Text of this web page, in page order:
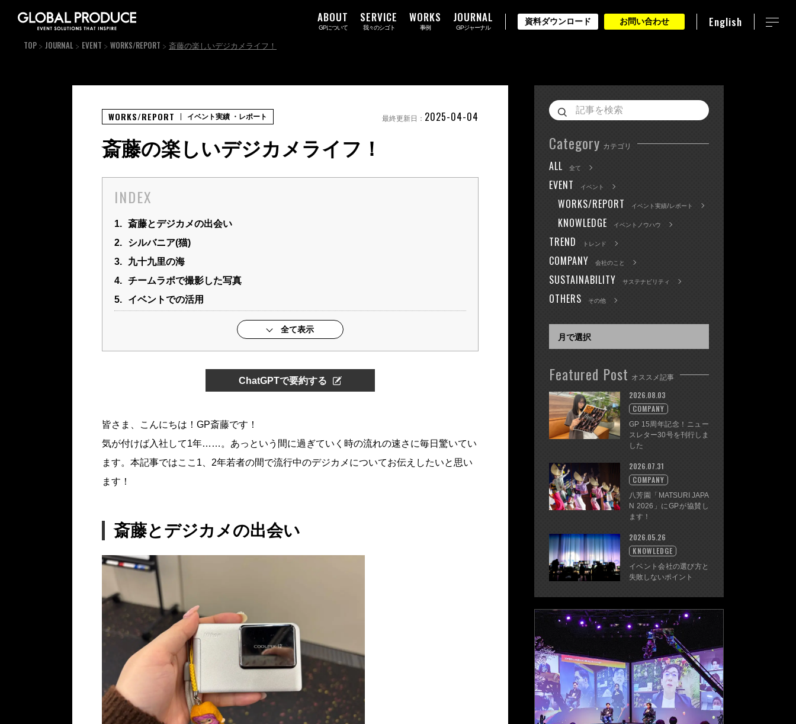
ABOUT
GPについて
SERVICE
我々のシゴト
WORKS
事例
JOURNAL
GPジャーナル
資料ダウンロード お問い合わせ English
TOP JOURNAL EVENT WORKS/REPORT 斎藤の楽しいデジカメライフ！
斎藤の楽しいデジカメライフ！
INDEX
1. 斎藤とデジカメの出会い
2.
シルバニア(猫)
3.
九十九里の海
4. チームラボで撮影した写真
5.
イベントでの活用
全て表示
ChatGPTで要約する
皆さま、こんにちは！GP斎藤です！
気が付けば入社して1年……。あっという間に過ぎていく時の流れの速さに毎日驚いてい
ます。本記事ではここ1、2年若者の間で流行中のデジカメについてお伝えしたいと思い
ます！
斎藤とデジカメの出会い
WORKS/REPORT イベント実績 ・レポート 最終更新日： 2025-04-04
Category カテゴリ
ALL 全て
EVENT イベント
WORKS/REPORT イベント実績/レポート
KNOWLEDGE イベントノウハウ
TREND トレンド
COMPANY 会社のこと
SUSTAINABILITY サステナビリティ
OTHERS その他
Featured Post オススメ記事
GP 15周年記念！ニュー
スレター30号を刊行しま
した
2026.08.03
COMPANY
八芳園「MATSURI JAPA
N 2026」にGPが協賛し
ます！
2026.07.31
COMPANY
イベント会社の選び方と
失敗しないポイント
2026.05.26
KNOWLEDGE